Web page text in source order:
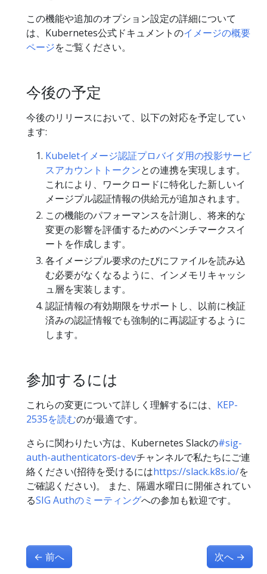
この機能や追加のオプション設定の詳細について
は、Kubernetes公式ドキュメントのイメージの概要
ページをご覧ください。
今後の予定
今後のリリースにおいて、以下の対応を予定してい
ます:
Kubeletイメージ認証プロバイダ用の投影サービ
スアカウントトークンとの連携を実現します。
これにより、ワークロードに特化した新しいイ
メージプル認証情報の供給元が追加されます。
この機能のパフォーマンスを計測し、将来的な
変更の影響を評価するためのベンチマークスイ
ートを作成します。
各イメージプル要求のたびにファイルを読み込
む必要がなくなるように、インメモリキャッシ
ュ層を実装します。
認証情報の有効期限をサポートし、以前に検証
済みの認証情報でも強制的に再認証するように
します。
参加するには
これらの変更について詳しく理解するには、 KEP-
2535を読むのが最適です。
さらに関わりたい方は、Kubernetes Slackの#sig-
auth-authenticators-devチャンネルで私たちにご連
絡ください(招待を受けるにはhttps://slack.k8s.io/を
ご確認ください)。 また、隔週水曜日に開催されてい
るSIG Authのミーティングへの参加も歓迎です。
← 前へ 次へ →